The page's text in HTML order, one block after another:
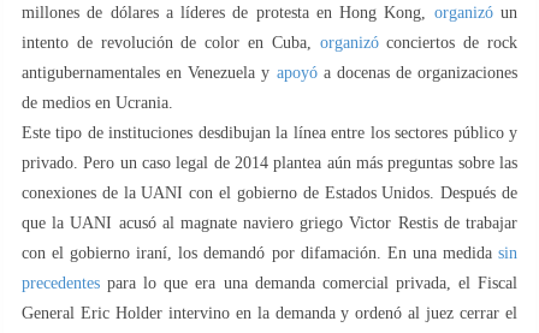
millones de dólares a líderes de protesta en Hong Kong, organizóun
intento de revolución de color en Cuba, organizóconciertos de rock
antigubernamentales en Venezuela y apoyóa docenas de organizaciones
de medios en Ucrania.
Este tipo de instituciones desdibujan la línea entre los sectores público y
privado. Pero un caso legal de 2014 plantea aún más preguntas sobre las
conexiones de la UANI con el gobierno de Estados Unidos. Después de
que la UANI acusó al magnate naviero griego Victor Restis de trabajar
con el gobierno iraní, los demandó por difamación. En una medida sin
precedentes para lo que era una demanda comercial privada, el Fiscal
General Eric Holder intervino en la demanda y ordenó al juez cerrar el